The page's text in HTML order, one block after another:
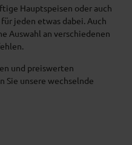
Hauptspeisen oder auch
jeden etwas dabei. Auch
Auswahl an verschiedenen
und preiswerten
Sie unsere wechselnde